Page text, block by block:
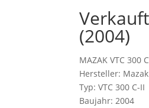
(2004)
MAZAK VTC 300
Hersteller: Mazak
Typ: VTC 300 C-II
Baujahr: 2004